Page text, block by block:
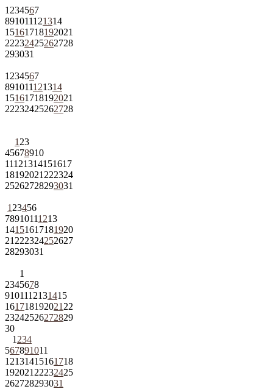
1 234567
891011121314
15161718192021
22232425262728
293031
1 234567
891011121314
15161718192021
22232425262728
1 23
45678910
11121314151617
18192021 222324
25262728293031
1 23456
78910111213
14151617181920
21 222324252627
28293031
1
2345678
9101112131415
161718192021 22
23242526272829
30
1 234
567891011
12131415161718
192021 22232425
262728293031